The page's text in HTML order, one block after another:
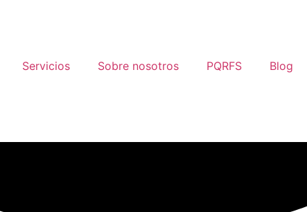
Servicios Sobre nosotros PQRFS Blog